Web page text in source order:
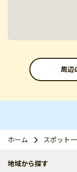
周辺
ホーム スポット
地域から探す